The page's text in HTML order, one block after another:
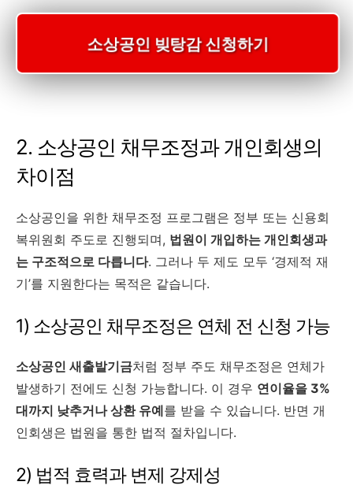
소상공인 빚탕감 신청하기
2. 소상공인 채무조정과 개인회생의
차이점
소상공인을 위한 채무조정 프로그램은 정부 또는 신용회
복위원회 주도로 진행되며, 법원이 개입하는 개인회생과
는 구조적으로 다릅니다. 그러나 두 제도 모두 ‘경제적 재
기’를 지원한다는 목적은 같습니다.
1) 소상공인 채무조정은 연체 전 신청 가능
소상공인 새출발기금처럼 정부 주도 채무조정은 연체가
발생하기 전에도 신청 가능합니다. 이 경우 연이율을 3%
대까지 낮추거나 상환 유예를 받을 수 있습니다. 반면 개
인회생은 법원을 통한 법적 절차입니다.
2) 법적 효력과 변제 강제성